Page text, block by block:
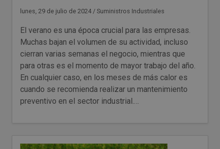
lunes, 29 de julio de 2024 / Suministros Industriales
El verano es una época crucial para las empresas.
Muchas bajan el volumen de su actividad, incluso
cierran varias semanas el negocio, mientras que
para otras es el momento de mayor trabajo del año.
En cualquier caso, en los meses de más calor es
cuando se recomienda realizar un mantenimiento
preventivo en el sector industrial.…